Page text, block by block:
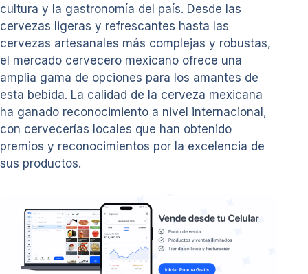
cultura y la gastronomía del país. Desde las
cervezas ligeras y refrescantes hasta las
cervezas artesanales más complejas y robustas,
el mercado cervecero mexicano ofrece una
amplia gama de opciones para los amantes de
esta bebida. La calidad de la cerveza mexicana
ha ganado reconocimiento a nivel internacional,
con cervecerías locales que han obtenido
premios y reconocimientos por la excelencia de
sus productos.